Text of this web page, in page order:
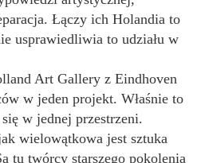
Łączy ich Holandia to
usprawiedliwia to udziału w
Art Gallery z Eindhoven
w jeden projekt. Właśnie to
w jednej przestrzeni.
wielowątkowa jest sztuka
tu twórcy starszego pokolenia